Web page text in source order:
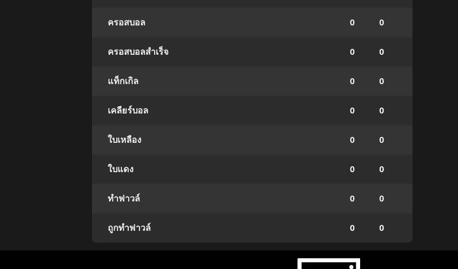
ครอสบอล 0 0
ครอสบอลสำเร็จ 0 0
แท็กเกิล 0 0
เคลียร์บอล 0 0
ใบเหลือง 0 0
ใบแดง 0 0
ทำฟาวล์ 0 0
ถูกทำฟาวล์ 0 0